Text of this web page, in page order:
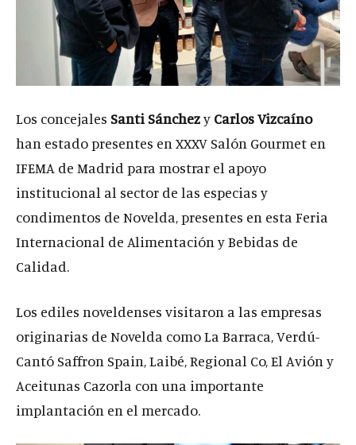
Los concejales Santi Sánchezy Carlos Vizcaíno
han estado presentes en XXXV Salón Gourmet en
IFEMA de Madrid para mostrar el apoyo
institucional al sector de las especias y
condimentos de Novelda, presentes en esta Feria
Internacional de Alimentación y Bebidas de
Calidad.
Los ediles noveldenses visitaron a las empresas
originarias de Novelda como La Barraca, Verdú-
Cantó Saffron Spain, Laibé, Regional Co, El Avión y
Aceitunas Cazorla con una importante
implantación en el mercado.